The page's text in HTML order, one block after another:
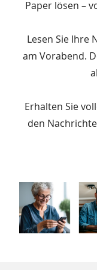
Paper lösen –
Lesen Sie Ihre
am Vorabend.
Erhalten Sie
den